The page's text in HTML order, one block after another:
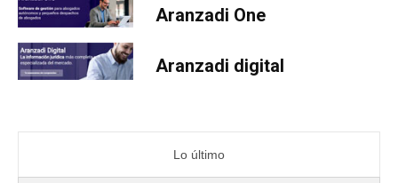
Aranzadi One
Aranzadi digital
Lo último